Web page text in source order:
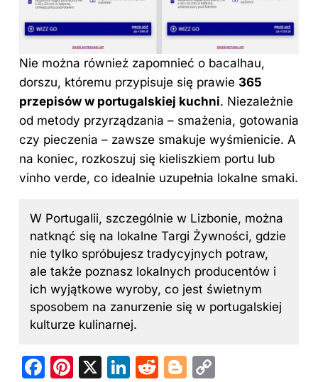
Nie można również zapomnieć o bacalhau,
dorszu, któremu przypisuje się prawie 365
przepisów w portugalskiej kuchni. Niezależnie
od metody przyrządzania – smażenia, gotowania
czy pieczenia – zawsze smakuje wyśmienicie. A
na koniec, rozkoszuj się kieliszkiem portu lub
vinho verde, co idealnie uzupełnia lokalne smaki.
W Portugalii, szczególnie w Lizbonie, można
natknąć się na lokalne Targi Żywności, gdzie
nie tylko spróbujesz tradycyjnych potraw,
ale także poznasz lokalnych producentów i
ich wyjątkowe wyroby, co jest świetnym
sposobem na zanurzenie się w portugalskiej
kulturze kulinarnej.
F
Pi X
Li R
Bl